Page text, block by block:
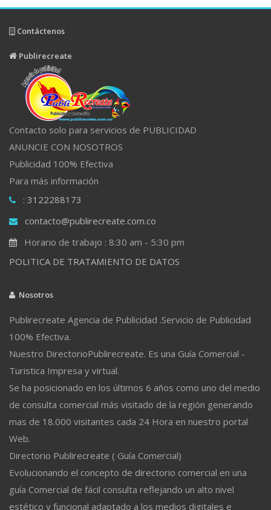
Contáctenos
Publirecreate
Contacto solo para servicios de PUBLICIDAD
ANUNCIE CON NOSOTROS
Publicidad 100% Efectiva
Para más información
: 3122288173
contacto@publirecreate.com.co
Horario de trabajo : 8:30 am - 5:30 pm
POLITICA DE TRATAMIENTO DE DATOS
Nosotros
Publirecreate Agencia de Publicidad .Servicio de Publicidad
100% Efectiva.
Nuestro DirectorioPublirecreate. Es una Guía Comercial -
Turistica Impresa y virtual.
Se ha posicionado en los últimos 6 años como uno del medio
de consulta comercial más visitado de la región generando
mas de 18.000 visitantes cada 24 Hora en nuestro portal
Web.
Directorio Publirecreate ( Guía Comercial)
Evolucionando el concepto de directorio comercial en una
guía Comercial de fácil consulta reflejando un alto nivel
estético y funcional adaptado a los medios digitales e